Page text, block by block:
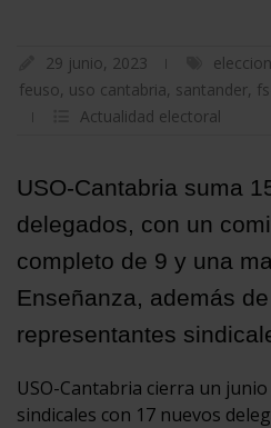
29 junio, 2023
feuso, uso cantabria, santander,
Actualidad electoral
USO-Cantabria suma
delegados, con un
completo de 9 y una
Enseñanza, además
representantes
USO-Cantabria cierra un
sindicales con 17 nuevos